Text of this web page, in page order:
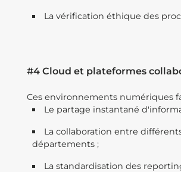
La vérification éthique des
#4 Cloud et plateformes
Ces environnements numériques
Le partage instantané
La collaboration entre
départements ;
La standardisation des